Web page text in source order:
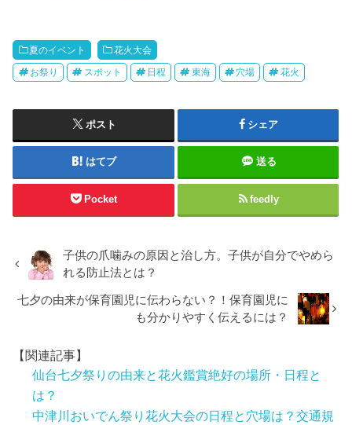
夏のイベント 花火大会
お祭り スポット 日程 東海 穴場 花火
ポスト シェア
はてブ 送る
Pocket feedly
子供の爪噛みの原因と治し方。子供が自分でやめら
れる防止法とは？
七夕の由来が保育園児に伝わらない？！保育園児に
も分かりやすく伝えるには？
【関連記事】
仙台七夕祭りの由来と花火鑑賞絶好の場所・日程と
は？
中津川おいでん祭り花火大会の日程と穴場は？交通規